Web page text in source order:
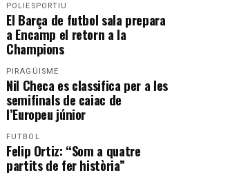
POLIESPORTIU
El Barça de futbol sala prepara
a Encamp el retorn a la
Champions
PIRAGÜISME
Nil Checa es classifica per a les
semifinals de caiac de
l’Europeu júnior
FUTBOL
Felip Ortiz: “Som a quatre
partits de fer història”